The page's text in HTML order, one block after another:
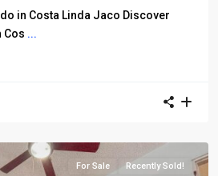
in Costa Linda Jaco Discover
Cos ...
For Sale Recently Sold!